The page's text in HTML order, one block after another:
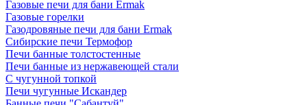
Газовые печи для бани Ermak
Газовые горелки
Газодровяные печи для бани Ermak
Сибирские печи Термофор
Печи банные толстостенные
Печи банные из нержавеющей стали
С чугунной топкой
Печи чугунные Искандер